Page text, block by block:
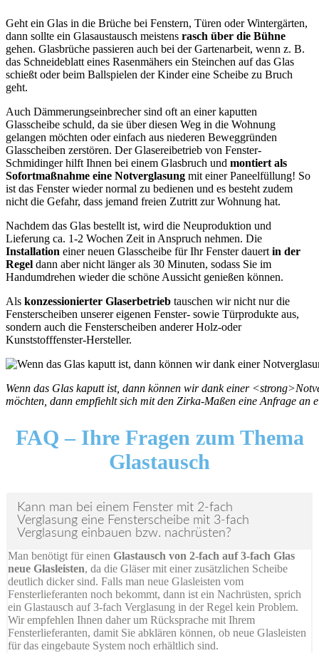
Geht ein Glas in die Brüche bei Fenstern, Türen oder Wintergärten,
dann sollte ein Glasaustausch meistens rasch über die Bühne
gehen. Glasbrüche passieren auch bei der Gartenarbeit, wenn z. B.
das Schneideblatt eines Rasenmähers ein Steinchen auf das Glas
schießt oder beim Ballspielen der Kinder eine Scheibe zu Bruch
geht.
Auch Dämmerungseinbrecher sind oft an einer kaputten
Glasscheibe schuld, da sie über diesen Weg in die Wohnung
gelangen möchten oder einfach aus niederen Beweggründen
Glasscheiben zerstören. Der Glasereibetrieb von Fenster-
Schmidinger hilft Ihnen bei einem Glasbruch und montiert als
Sofortmaßnahme eine Notverglasung mit einer Paneelfüllung! So
ist das Fenster wieder normal zu bedienen und es besteht zudem
nicht die Gefahr, dass jemand freien Zutritt zur Wohnung hat.
Nachdem das Glas bestellt ist, wird die Neuproduktion und
Lieferung ca. 1-2 Wochen Zeit in Anspruch nehmen. Die
Installation einer neuen Glasscheibe für Ihr Fenster dauert in der
Regel dann aber nicht länger als 30 Minuten, sodass Sie im
Handumdrehen wieder die schöne Aussicht genießen können.
Als konzessionierter Glaserbetrieb tauschen wir nicht nur die
Fensterscheiben unserer eigenen Fenster- sowie Türprodukte aus,
sondern auch die Fensterscheiben anderer Holz-oder
Kunststofffenster-Hersteller.
Wenn das Glas kaputt ist, dann können wir dank einer
möchten, dann empfiehlt sich mit den Zirka-Maßen eine Anfrage an
FAQ –Ihre Fragen zum Thema
Glastausch
Kann man bei einem Fenster mit 2-fach
Verglasung eine Fensterscheibe mit 3-fach
Verglasung einbauen bzw. nachrüsten?
Man benötigt für einen Glastausch von 2-fach auf 3-fach Glas
neue Glasleisten, da die Gläser mit einer zusätzlichen Scheibe
deutlich dicker sind. Falls man neue Glasleisten vom
Fensterlieferanten noch bekommt, dann ist ein Nachrüsten, sprich
ein Glastausch auf 3-fach Verglasung in der Regel kein Problem.
Wir empfehlen Ihnen daher um Rücksprache mit Ihrem
Fensterlieferanten, damit Sie abklären können, ob neue Glasleisten
für das eingebaute System noch erhältlich sind.